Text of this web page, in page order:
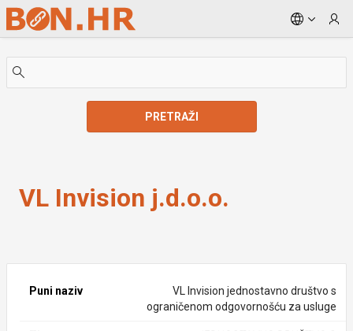
Skip to Main Content
PRETRAŽI
VL Invision j.d.o.o.
Puni naziv
VL Invision jednostavno društvo s
ograničenom odgovornošću za usluge